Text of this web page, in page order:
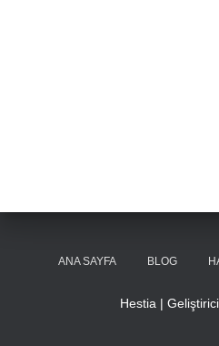
ANA SAYFA BLOG
Hestia |